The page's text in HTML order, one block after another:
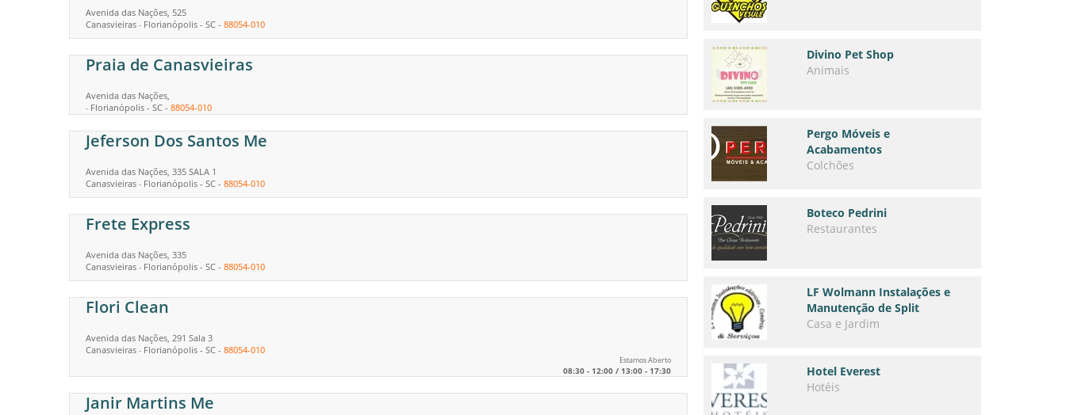
Avenida das Nações, 525
Canasvieiras - Florianópolis - SC - 88054-010
Praia de Canasvieiras
Avenida das Nações,
- Florianópolis - SC - 88054-010
Jeferson Dos Santos Me
Avenida das Nações, 335 SALA 1
Canasvieiras - Florianópolis - SC - 88054-010
Frete Express
Avenida das Nações, 335
Canasvieiras - Florianópolis - SC - 88054-010
Flori Clean
Avenida das Nações, 291 Sala 3
Canasvieiras - Florianópolis - SC - 88054-010
Estamos Aberto
08:30 - 12:00 / 13:00 - 17:30
Janir Martins Me
Divino Pet Shop
Animais
Pergo Móveis e
Acabamentos
Colchões
Boteco Pedrini
Restaurantes
LF Wolmann Instalações e
Manutenção de Split
Casa e Jardim
Hotel Everest
Hotéis